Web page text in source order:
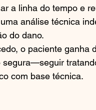
a linha do tempo e
análise técnica
do dano.
o paciente ganha
com base técnica.